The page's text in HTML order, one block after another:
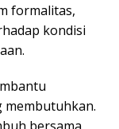
formalitas,
kondisi
membutuhkan.